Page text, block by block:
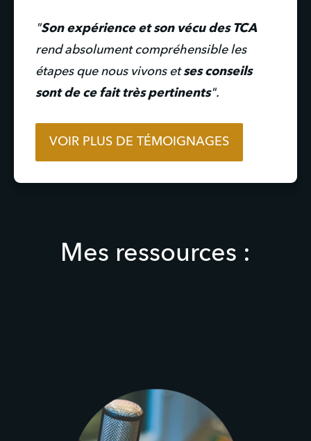
"Son expérience et son vécu des TCA
rend absolument compréhensible les
étapes que nous vivons et ses conseils
sont de ce fait très pertinents".
VOIR PLUS DE TÉMOIGNAGES
Mes ressources :